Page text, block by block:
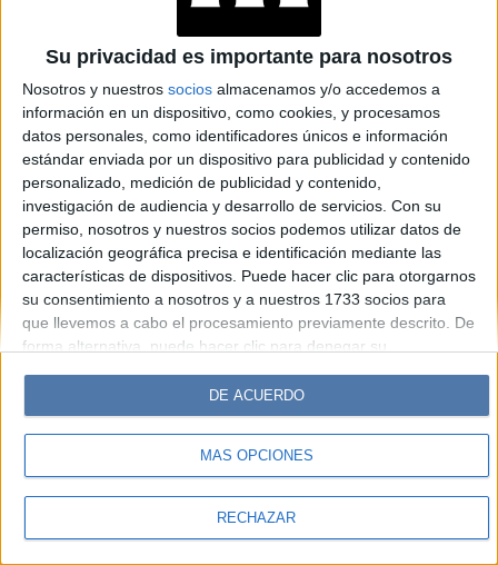
Su privacidad es importante para nosotros
Nosotros y nuestros socios almacenamos y/o accedemos a
información en un dispositivo, como cookies, y procesamos
datos personales, como identificadores únicos e información
estándar enviada por un dispositivo para publicidad y contenido
personalizado, medición de publicidad y contenido,
investigación de audiencia y desarrollo de servicios. Con su
permiso, nosotros y nuestros socios podemos utilizar datos de
localización geográfica precisa e identificación mediante las
características de dispositivos. Puede hacer clic para otorgarnos
su consentimiento a nosotros y a nuestros 1733 socios para
que llevemos a cabo el procesamiento previamente descrito. De
forma alternativa, puede hacer clic para denegar su
cambiar sus preferencias antes de otorgar su consentimiento.
Tenga en cuenta que algún procesamiento de sus datos
personales puede no requerir de su consentimiento, pero usted
tiene el derecho de rechazar tal procesamiento. Sus
sus preferencias o retirar su consentimiento en cualquier
MÁS OPCIONES
RECHAZAR
DE ACUERDO
Weekend Parabrisas
Look
Luz Mía Lunateen Break BATimes
© Perfil.com 2006-2019 - Todos los derechos reservados
Registro de Propiedad Intelectual: Nro. 5346433